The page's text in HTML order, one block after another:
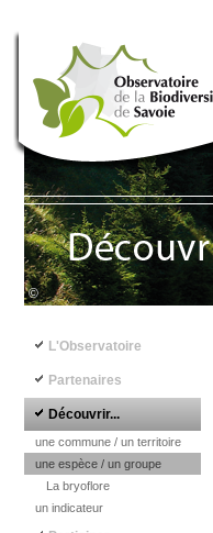
Aller au contenu principal
©
Navigation principale
L'Observatoire
Partenaires
Découvrir...
une commune / un territoire
une espèce / un groupe
La bryoflore
un indicateur